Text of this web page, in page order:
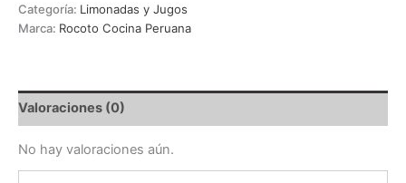
Categoría: Limonadas y Jugos
Marca: Rocoto Cocina Peruana
Valoraciones (0)
No hay valoraciones aún.